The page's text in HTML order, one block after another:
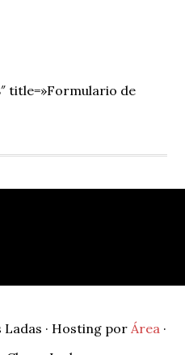
title=»Formulario de
Ladas · Hosting por Área ·